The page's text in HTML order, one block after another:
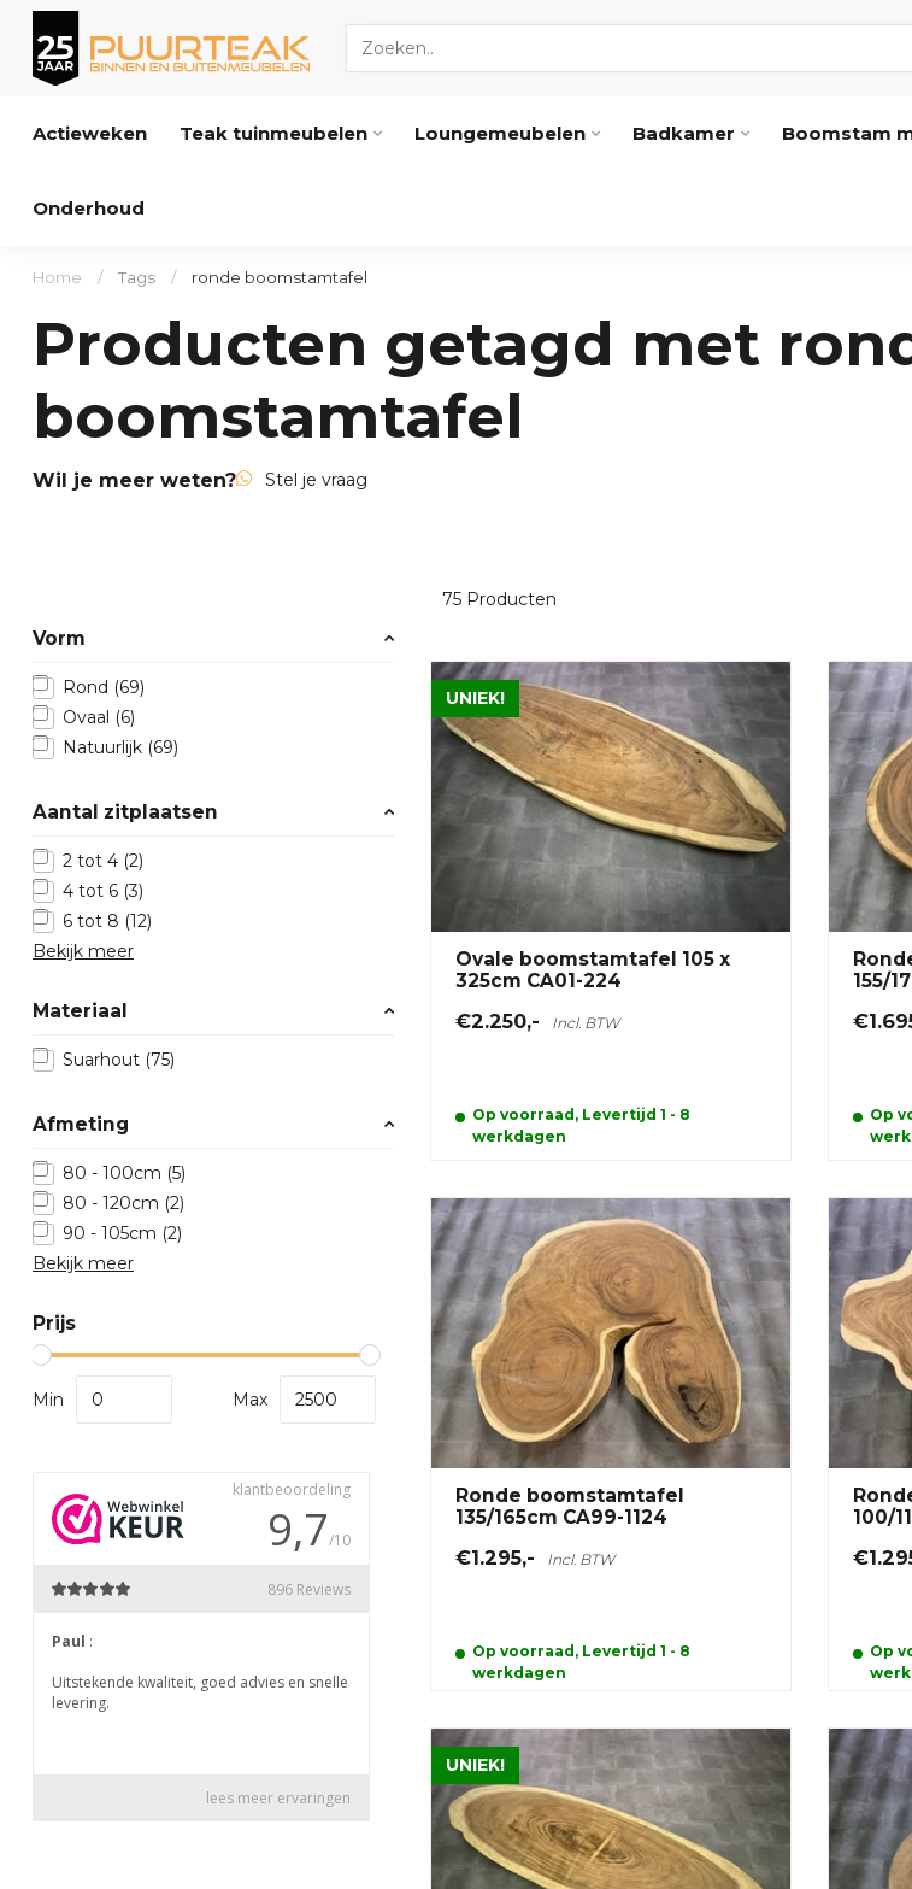
Actieweken Teak tuinmeubelen Loungemeubelen Badkamer Boomstam
Onderhoud
Home / Tags / ronde boomstamtafel
Producten getagd met
boomstamtafel
Wil je meer weten? Stel je vraag
Vorm
Rond (69)
Ovaal (6)
Natuurlijk (69)
Aantal zitplaatsen
2 tot 4 (2)
4 tot 6 (3)
6 tot 8 (12)
Bekijk meer
Materiaal
Suarhout (75)
Afmeting
80 - 100cm (5)
80 - 120cm (2)
90 - 105cm (2)
Bekijk meer
Prijs
Min Max
75 Producten
UNIEK!
Ovale boomstamtafel 105 x
325cm CA01-224
€2.250,- Incl. BTW
Op voorraad, Levertijd 1 - 8
werkdagen
155/
Op
Ronde boomstamtafel
135/165cm CA99-1124
€1.295,- Incl. BTW
Op voorraad, Levertijd 1 - 8
werkdagen
100/
Op
UNIEK!